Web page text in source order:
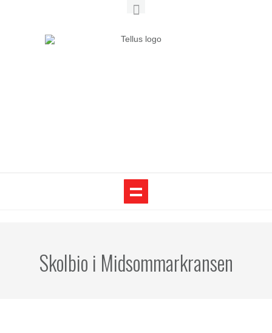
Skolbio i Midsommarkransen